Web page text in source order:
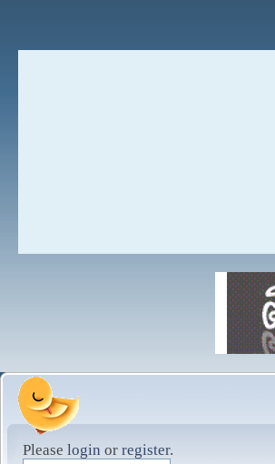
Please login or register.